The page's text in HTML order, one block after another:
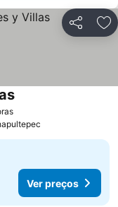
Partilhar
Ver preços
Ver preços
Ver preços